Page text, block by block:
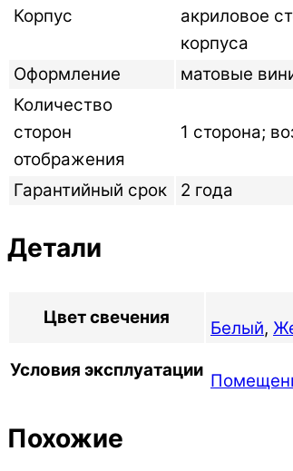
Корпус
акриловое
корпуса
Оформление
матовые
Количество
сторон
отображения
1 сторона;
Гарантийный срок 2 года
Детали
Цвет свечения
Белый,
Условия эксплуатации
Похожие